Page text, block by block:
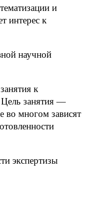
и
интерес к
научной
к
занятия —
во многом зависят
экспертизы